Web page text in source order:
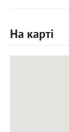
На карті